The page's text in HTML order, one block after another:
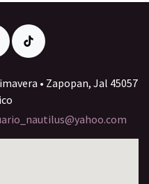
• Zapopan, Jal 45057